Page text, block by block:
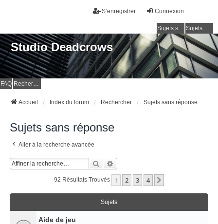
Connexion
S’enregistrer
Sujets sans réponse Sujets actifs
Studio Deadcrows
FAQ Rechercher
Accueil Index du forum Rechercher Sujets sans réponse
Sujets sans réponse
Aller à la recherche avancée
Rechercher
92 Résultats Trouvés 1 2 3 4
Sujets
Aide de jeu